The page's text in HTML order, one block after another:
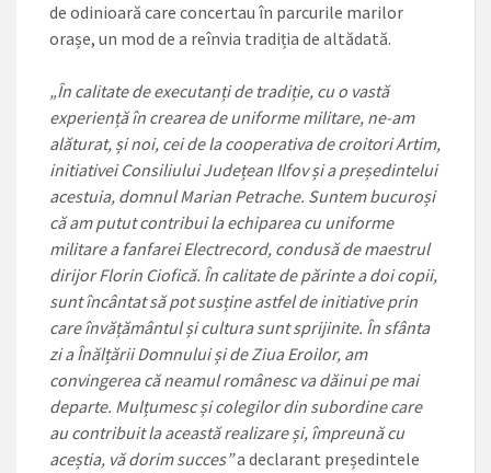
de odinioară care concertau în parcurile marilor
orașe, un mod de a reînvia tradiția de altădată.
„În calitate de executanți de tradiție, cu o vastă
experiență în crearea de uniforme militare, ne-am
alăturat, și noi, cei de la cooperativa de croitori Artim,
initiativei Consiliului Județean Ilfov și a președintelui
acestuia, domnul Marian Petrache. Suntem bucuroși
că am putut contribui la echiparea cu uniforme
militare a fanfarei Electrecord, condusă de maestrul
dirijor Florin Ciofică. În calitate de părinte a doi copii,
sunt încântat să pot susține astfel de initiative prin
care învățământul și cultura sunt sprijinite. În sfânta
zi a Înălțării Domnului și de Ziua Eroilor, am
convingerea că neamul românesc va dăinui pe mai
departe. Mulțumesc și colegilor din subordine care
au contribuit la această realizare și, împreună cu
aceștia, vă dorim succes”a declarant președintele